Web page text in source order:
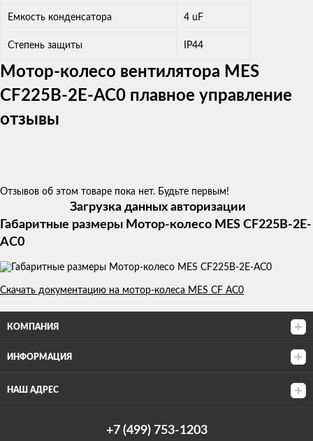
Емкость конденсатора 4 uF
Степень защиты IP44
Мотор-колесо вентилятора MES
CF225B-2E-AC0 плавное управление
отзывы
Отзывов об этом товаре пока нет. Будьте первым!
Загрузка данных авторизации
Габаритные размеры Мотор-колесо MES CF225B-2E-
AC0
Скачать документацию на мотор-колеса MES CF AC0
КОМПАНИЯ
ИНФОРМАЦИЯ
НАШ АДРЕС
+7 (499) 753-1203